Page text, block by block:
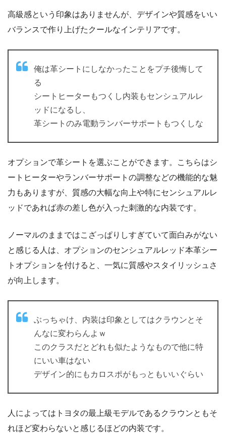
高級感という印象はありませんが、デザインや質感をいい
バランスで作り上げたクールなインテリアです。
俺は革シートにしなかったことをプチ後悔して
る
シートヒーターもつくし内装もセンシュアルレ
ッドになるし、
革シートのみ電動ランバーサポートもつくしな
オプションで革シートを選ぶことができます。こちらはシ
ートヒーターやランバーサポートの調整などの機能的な魅
力もありますが、質感の大幅な向上や特にセンシュアルレ
ッドであれば赤の差し色が入った刺激的な内装です。
ノーマルのままではこざっぱりしすぎていて面白みがない
と感じる人は、オプションのセンシュアルレッド本革シー
トオプションを付けると、一気に質感やスタイリッシュさ
が向上します。
ぶっちゃけ、内装は印象としてはクラウンとそ
んなに変わらんよｗ
このクラスだとどれも似たようなもので他に特
にいい車はない
デザイン的にもカロスポがもっともいいぐらい
人によってはトヨタの最上級モデルであるクラウンともそ
れほど変わらないと感じるほどの内装です。